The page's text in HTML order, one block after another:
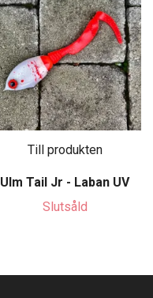
Till produkten
Ulm Tail Jr - Laban UV
Slutsåld